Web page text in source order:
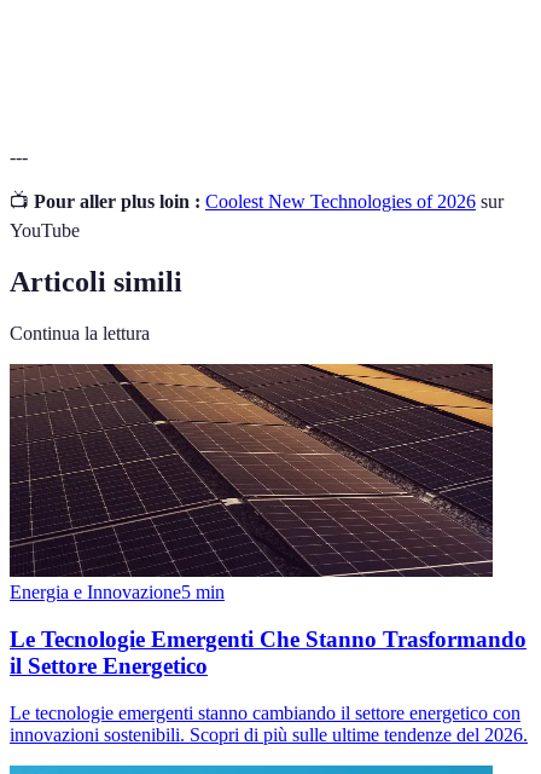
---
📺 Pour aller plus loin : Coolest New Technologies of 2026 sur
YouTube
Articoli simili
Continua la lettura
Energia e Innovazione5 min
Le Tecnologie Emergenti Che Stanno Trasformando
il Settore Energetico
Le tecnologie emergenti stanno cambiando il settore energetico con
innovazioni sostenibili. Scopri di più sulle ultime tendenze del 2026.